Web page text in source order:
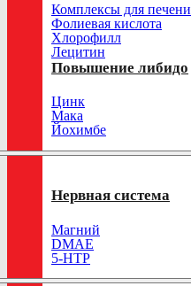
Комплексы для печени
Фолиевая кислота
Хлорофилл
Лецитин
Повышение либидо
Цинк
Мака
Йохимбе
Нервная система
Магний
DMAE
5-HTP